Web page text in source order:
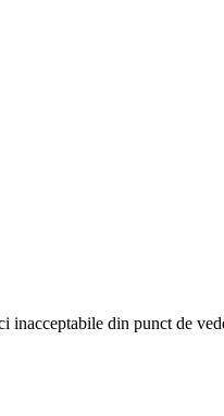
inacceptabile din punct de